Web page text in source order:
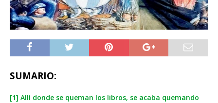
SUMARIO:
[1] Allí donde se queman los libros, se acaba quemando